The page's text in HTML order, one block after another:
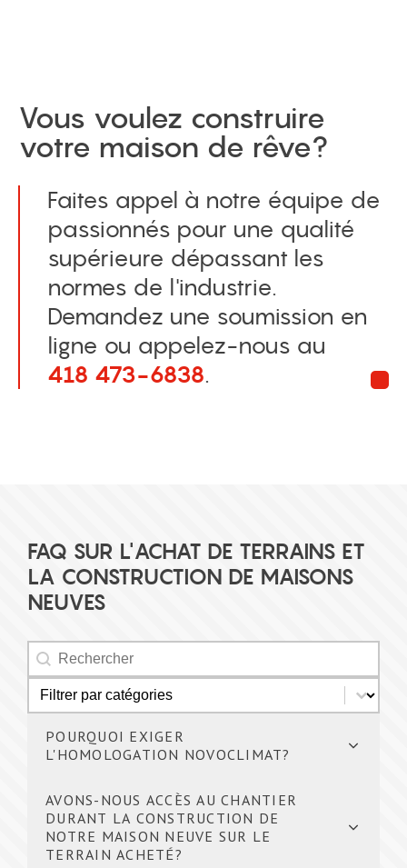
Vous voulez construire
votre maison de rêve?
Faites appel à notre équipe de
passionnés pour une qualité
supérieure dépassant les
normes de l'industrie.
Demandez une soumission en
ligne ou appelez-nous au
418 473-6838.
FAQ SUR L'ACHAT DE TERRAINS ET
LA CONSTRUCTION DE MAISONS
NEUVES
Rechercher
Rechercher
Catégorie FAQ
Sélectionnez le contenu
POURQUOI EXIGER
L'HOMOLOGATION NOVOCLIMAT?
AVONS-NOUS ACCÈS AU CHANTIER
DURANT LA CONSTRUCTION DE
NOTRE MAISON NEUVE SUR LE
TERRAIN ACHETÉ?